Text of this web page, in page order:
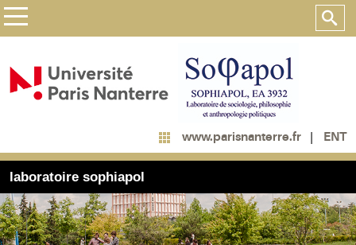
www.parisnanterre.fr ENT
laboratoire sophiapol